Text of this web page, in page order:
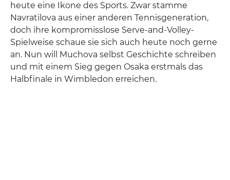
heute eine Ikone des Sports. Zwar stamme
Navratilova aus einer anderen Tennisgeneration,
doch ihre kompromisslose Serve-and-Volley-
Spielweise schaue sie sich auch heute noch gerne
an. Nun will Muchova selbst Geschichte schreiben
und mit einem Sieg gegen Osaka erstmals das
Halbfinale in Wimbledon erreichen.